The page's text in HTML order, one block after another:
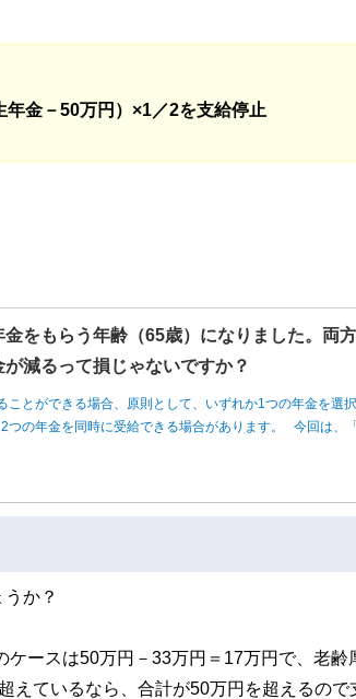
金－50万円）×1／2を支給停止
をもらう年齢（65歳）になりました。両
減るって損じゃないですか？
とができる場合、原則として、いずれか1つの年金を選
つの年金を同時に受給できる場合があります。 今回は、
か？
ースは50万円－33万円＝17万円で、老齢
えているなら、合計が50万円を超えるので